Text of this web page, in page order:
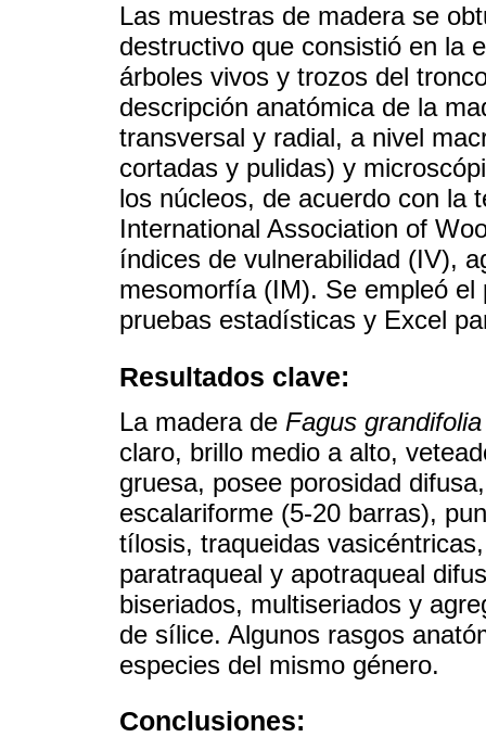
Las muestras de madera se
destructivo que consistió en la
árboles vivos y trozos del
descripción anatómica de la
transversal y radial, a nivel
cortadas y pulidas) y
los núcleos, de acuerdo con la
International Association of
índices de vulnerabilidad (IV),
mesomorfía (IM). Se empleó
pruebas estadísticas y Excel
Resultados clave:
La madera de Fagus grandifolia
claro, brillo medio a alto,
gruesa, posee porosidad
escalariforme (5-20 barras),
tílosis, traqueidas
paratraqueal y apotraqueal
biseriados, multiseriados y
de sílice. Algunos rasgos
especies del mismo género.
Conclusiones: